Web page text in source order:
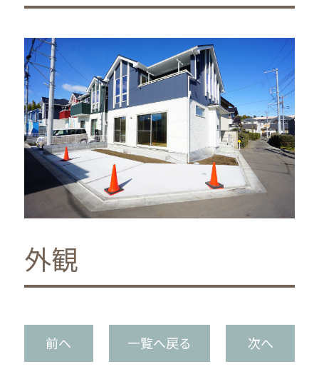
外観
前へ 一覧へ戻る 次へ